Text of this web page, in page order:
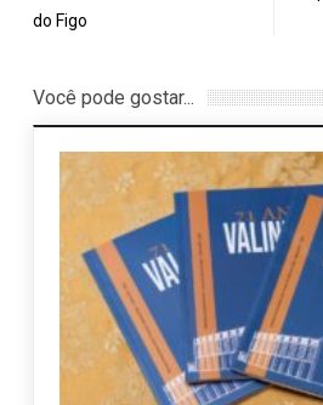
do Figo
Você pode gostar...